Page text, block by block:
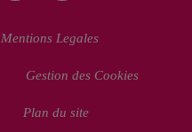
Mentions Legales
Gestion des Cookies
Plan du site